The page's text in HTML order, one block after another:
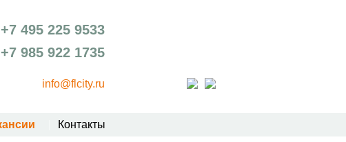
495 225 9533
985 922 1735
info@flcity.ru
Контакты